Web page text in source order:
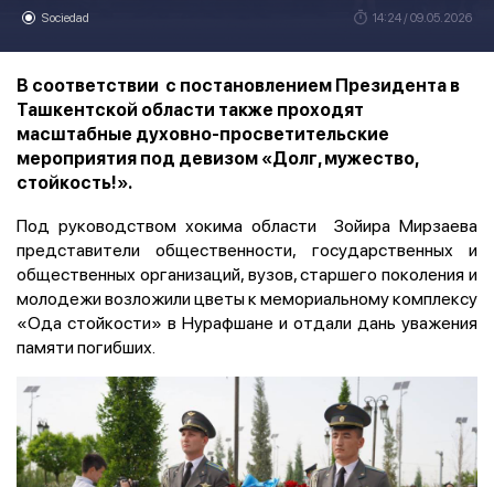
Sociedad 14:24 / 09.05.2026
В соответствии с постановлением Президента в
Ташкентской области также проходят
масштабные духовно-просветительские
мероприятия под девизом «Долг, мужество,
стойкость!».
Под руководством хокима области Зойира Мирзаева
представители общественности, государственных и
общественных организаций, вузов, старшего поколения и
молодежи возложили цветы к мемориальному комплексу
«Ода стойкости» в Нурафшане и отдали дань уважения
памяти погибших.